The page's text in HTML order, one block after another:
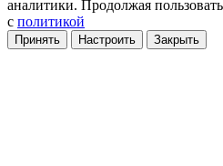
аналитики. Продолжая
с политикой
Принять Настроить Закрыть